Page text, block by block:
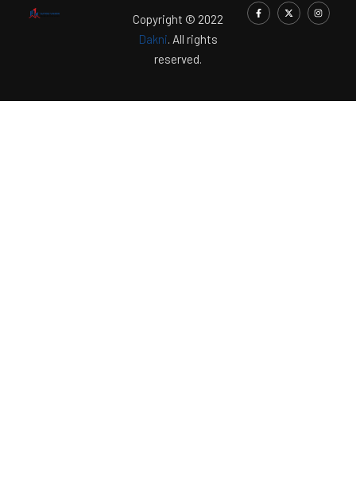
Copyright © 2022
Dakni. All rights
reserved.